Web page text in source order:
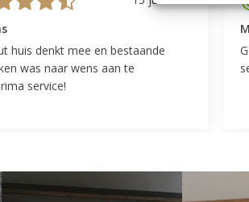
huis denkt mee en bestaande
was naar wens aan te
service!